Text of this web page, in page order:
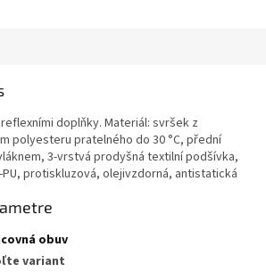
doplňky. Materiál: svršek z
polyesteru pratelného do 30 °C, přední
3-vrstvá prodyšná textilní podšívka,
PU, protiskluzová, olejivzdorná, antistatická
obuv
variant